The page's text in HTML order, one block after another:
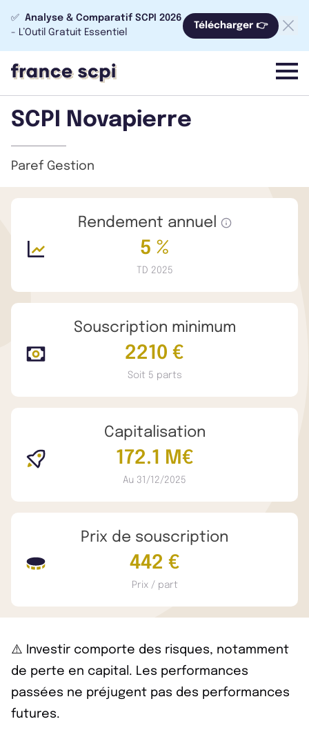
✅ Analyse & Comparatif SCPI 2026
- L’Outil Gratuit Essentiel
Télécharger 👉
menu
SCPI Novapierre
Paref Gestion
Rendement annuel
5 %
TD 2025
Souscription minimum
2210 €
Soit 5 parts
Capitalisation
172.1 M€
Au 31/12/2025
Prix de souscription
442 €
Prix / part
⚠️ Investir comporte des risques, notamment
de perte en capital. Les performances
passées ne préjugent pas des performances
futures.